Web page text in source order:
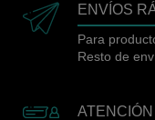
ENVÍOS
Para
Resto de